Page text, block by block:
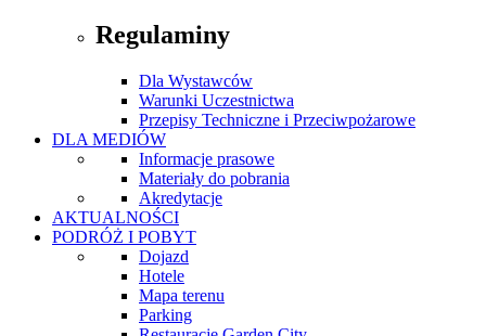
Regulaminy
Dla Wystawców
Warunki Uczestnictwa
Przepisy Techniczne i Przeciwpożarowe
DLA MEDIÓW
Informacje prasowe
Materiały do pobrania
Akredytacje
AKTUALNOŚCI
PODRÓŻ I POBYT
Dojazd
Hotele
Mapa terenu
Parking